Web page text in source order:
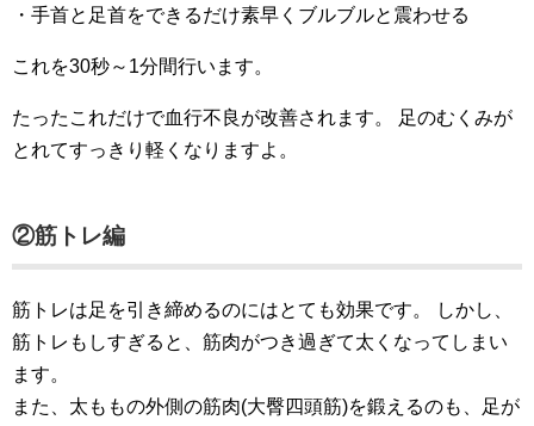
・手首と足首をできるだけ素早くブルブルと震わせる
これを30秒～1分間行います。
たったこれだけで血行不良が改善されます。 足のむくみが
とれてすっきり軽くなりますよ。
②筋トレ編
筋トレは足を引き締めるのにはとても効果です。 しかし、
筋トレもしすぎると、筋肉がつき過ぎて太くなってしまい
ます。
また、太ももの外側の筋肉(大臀四頭筋)を鍛えるのも、足が